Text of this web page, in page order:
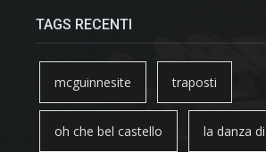
TAGS RECENTI
mcguinnesite traposti
oh che bel castello la danza